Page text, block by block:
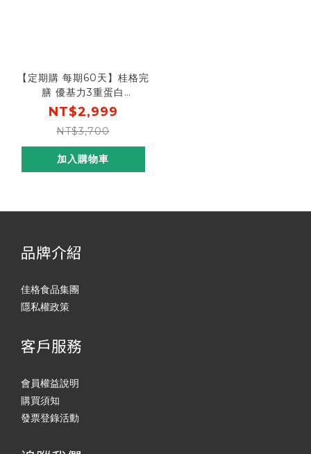
【定期購 每期60天】桂格完
膳 優基力3重蛋白
(PP)237mlX24瓶X2盒
NT$2,999
NT$3,700
加入購物車
品牌介紹
佳格食品集團
隱私權政策
客戶服務
會員權益說明
購買須知
發票登錄活動